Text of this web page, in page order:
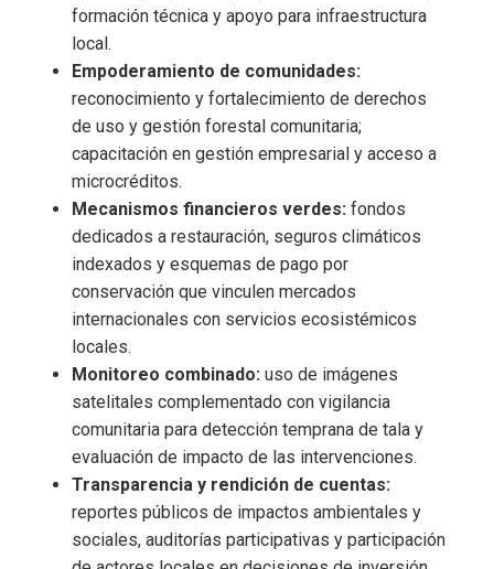
formación técnica y apoyo para infraestructura
local.
Empoderamiento de comunidades:
reconocimiento y fortalecimiento de derechos
de uso y gestión forestal comunitaria;
capacitación en gestión empresarial y acceso a
microcréditos.
Mecanismos financieros verdes: fondos
dedicados a restauración, seguros climáticos
indexados y esquemas de pago por
conservación que vinculen mercados
internacionales con servicios ecosistémicos
locales.
Monitoreo combinado: uso de imágenes
satelitales complementado con vigilancia
comunitaria para detección temprana de tala y
evaluación de impacto de las intervenciones.
Transparencia y rendición de cuentas:
reportes públicos de impactos ambientales y
sociales, auditorías participativas y participación